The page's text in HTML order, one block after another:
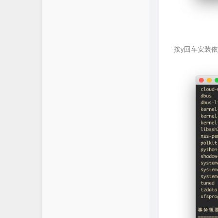
按y回车安装